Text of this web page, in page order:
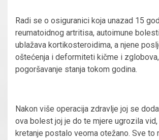
Radi se o osiguranici koja unazad 15
reumatoidnog artritisa, autoimune
ublažava kortikosteroidima, a njene
oštećenja i deformiteti kičme i
pogoršavanje stanja tokom godina.
Nakon više operacija zdravlje joj se
ova bolest joj je do te mjere ugrozila vid,
kretanje postalo veoma otežano. Sve to